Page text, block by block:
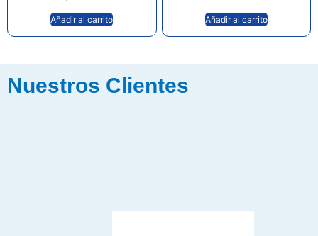
Añadir al carrito Añadir al carrito
Nuestros Clientes